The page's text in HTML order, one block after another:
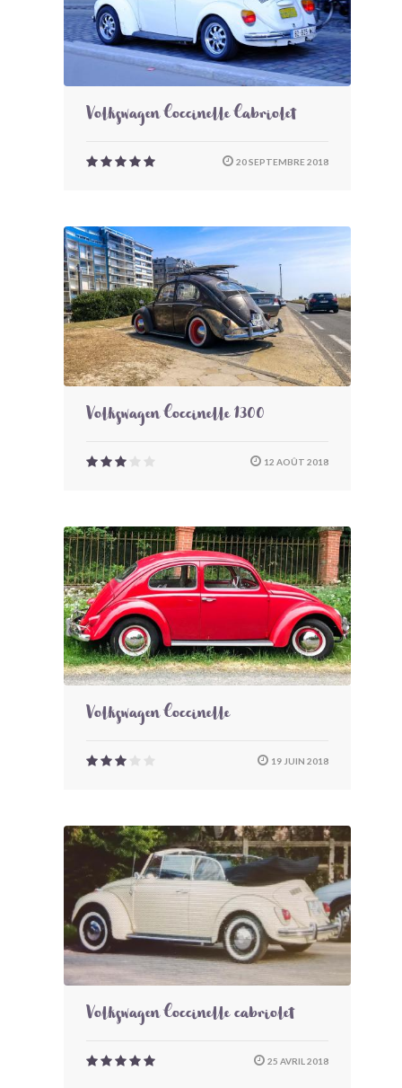
Volkswagen Coccinelle Cabriolet
20 SEPTEMBRE 2018
Volkswagen Coccinelle 1300
12 AOÛT 2018
Volkswagen Coccinelle
19 JUIN 2018
Volkswagen Coccinelle cabriolet
25 AVRIL 2018